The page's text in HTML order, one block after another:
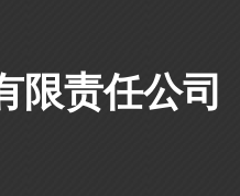
限责任公司